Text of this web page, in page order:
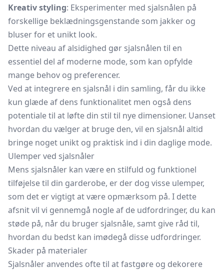
Kreativ styling: Eksperimenter med sjalsnålen på
forskellige beklædningsgenstande som jakker og
bluser for et unikt look.
Dette niveau af alsidighed gør sjalsnålen til en
essentiel del af moderne mode, som kan opfylde
mange behov og preferencer.
Ved at integrere en sjalsnål i din samling, får du ikke
kun glæde af dens funktionalitet men også dens
potentiale til at løfte din stil til nye dimensioner. Uanset
hvordan du vælger at bruge den, vil en sjalsnål altid
bringe noget unikt og praktisk ind i din daglige mode.
Ulemper ved sjalsnåler
Mens sjalsnåler kan være en stilfuld og funktionel
tilføjelse til din garderobe, er der dog visse ulemper,
som det er vigtigt at være opmærksom på. I dette
afsnit vil vi gennemgå nogle af de udfordringer, du kan
støde på, når du bruger sjalsnåle, samt give råd til,
hvordan du bedst kan imødegå disse udfordringer.
Skader på materialer
Sjalsnåler anvendes ofte til at fastgøre og dekorere